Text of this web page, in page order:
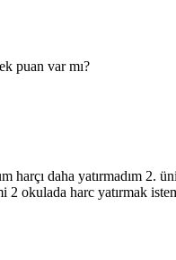
puan var mı?
harçı daha yatırmadım 2.
2 okulada harc yatırmak